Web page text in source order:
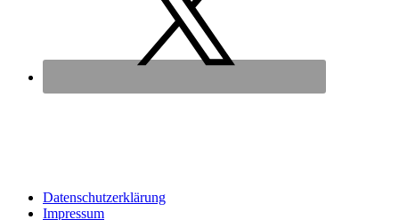
Datenschutz­erklärung
Impressum